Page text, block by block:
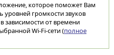
которое поможет Вам
уровней громкости звуков
зависимости от времени
Wi-Fi-сети (полное